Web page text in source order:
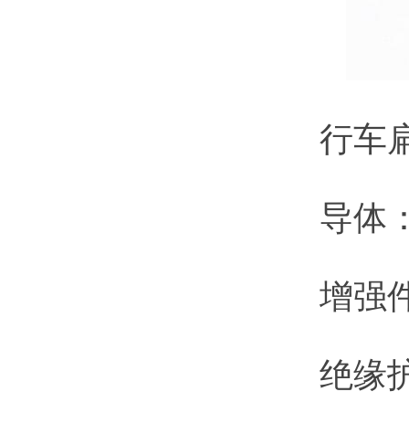
行车扁
导体：
增强件
绝缘护